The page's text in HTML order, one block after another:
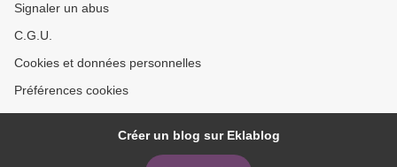
Signaler un abus
C.G.U.
Cookies et données personnelles
Préférences cookies
Créer un blog sur Eklablog